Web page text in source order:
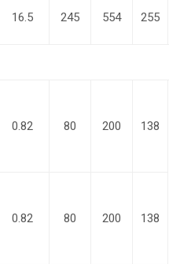
16.5 245 554 255
0.82 80 200 138
0.82 80 200 138